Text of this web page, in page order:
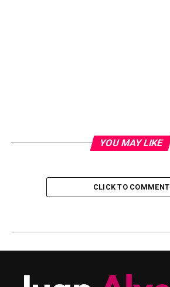
YOU MAY LIKE
CLICK TO COMMENT